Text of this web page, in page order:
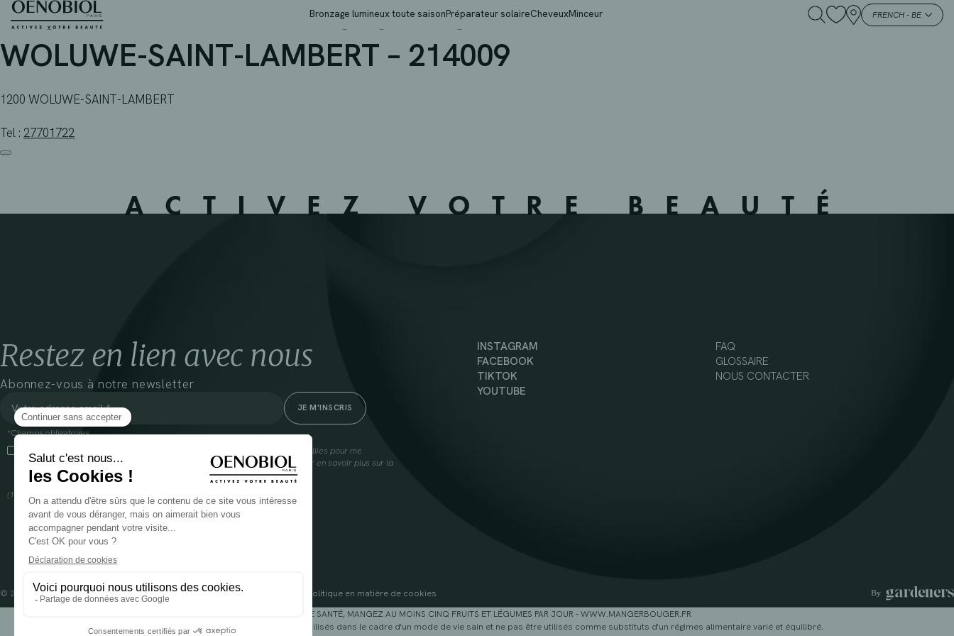
Skip
Bronzage lumineux toute saisonPréparateur solaireCheveuxMinceur FRENCH - BE
APOTHEEK TELLIER – WOLUWE-SAINT-LAMBERT – 214009 – –
WOLUWE-SAINT-LAMBERT – 214009
1200 WOLUWE-SAINT-LAMBERT
Tel : 27701722
ACTIVEZ VOTRE BEAUTÉ
Restez en lien avec nous
Abonnez-vous à notre newsletter
*Champs obligatoires
En cliquant sur cette case, j’accepte que Cooper(1) traite les données recueillies pour me
communiquer des informations commerciales sur ses produits et offres. Pour en savoir plus sur la
gestion de vos données et vos droits, rendez-vousici
(1) Coopération pharmaceutique Française, RCS Melun 399 227 636
INSTAGRAM
FACEBOOK
TIKTOK
YOUTUBE
FAQ
GLOSSAIRE
NOUS CONTACTER
© 2024 OENOBIOL PARISMentions légalesConditions Générales d’Utilisation
Politique en matière de cookies
POUR VOTRE SANTÉ, MANGEZ AU MOINS CINQ FRUITS ET LÉGUMES PAR JOUR - WWW.MANGERBOUGER.FR
Les complément alimentaires doivent être utilisés dans le cadre d'un mode de vie sain et ne pas être utilisés comme substituts d'un régimes alimentaire varié et équilibré.